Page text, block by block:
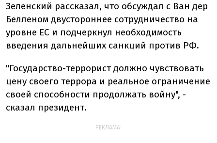
Зеленский рассказал, что обсуждал с Ван дер
Белленом двустороннее сотрудничество на
уровне ЕС и подчеркнул необходимость
введения дальнейших санкций против РФ.
"Государство-террорист должно чувствовать
цену своего террора и реальное ограничение
своей способности продолжать войну", -
сказал президент.
РЕКЛАМА: